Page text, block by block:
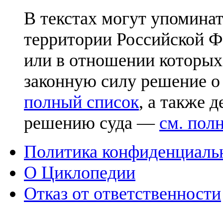
В текстах могут
территории Российской
или в отношении
законную силу решение
полный список, а также
решению суда — см.
Политика
О Циклопедии
Отказ от ответственности